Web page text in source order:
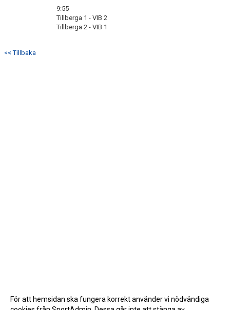
9:55
Tillberga 1 - VIB 2
Tillberga 2 - VIB 1
<< Tillbaka
För att hemsidan ska fungera korrekt använder vi nödvändiga